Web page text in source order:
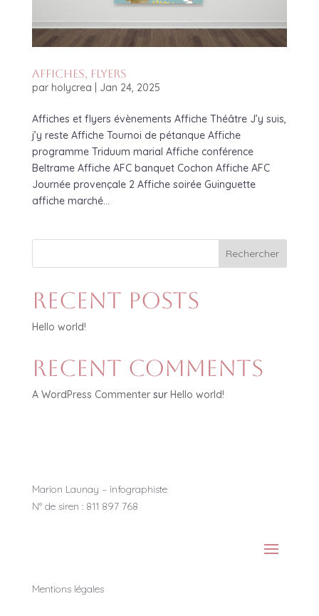
Affiches, flyers
par holycrea Jan 24, 2025
Affiches et flyers évènements Affiche Théâtre J’y suis,
j’y reste Affiche Tournoi de pétanque Affiche
programme Triduum marial Affiche conférence
Beltrame Affiche AFC banquet Cochon Affiche AFC
Journée provençale 2 Affiche soirée Guinguette
affiche marché...
Rechercher
Recent Posts
Hello world!
Recent Comments
A WordPress Commentersur Hello world!
Marion Launay – infographiste
N° de siren : 811 897 768
Mentions légales